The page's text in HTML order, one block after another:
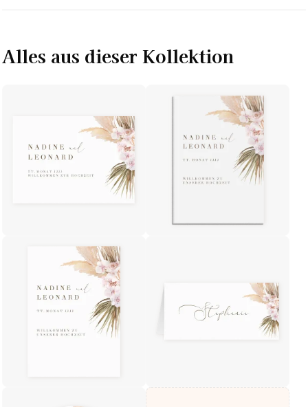
Alles aus dieser Kollektion